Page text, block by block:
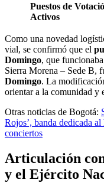
Puestos de
Activos
Como una novedad
vial, se confirmó que el
Domingo, que
Sierra Morena – Sede B,
Domingo. La
orientar a la comunidad y
Otras noticias de Bogotá:
Rojos’, banda dedicada
conciertos
Articulación
y el Ejército